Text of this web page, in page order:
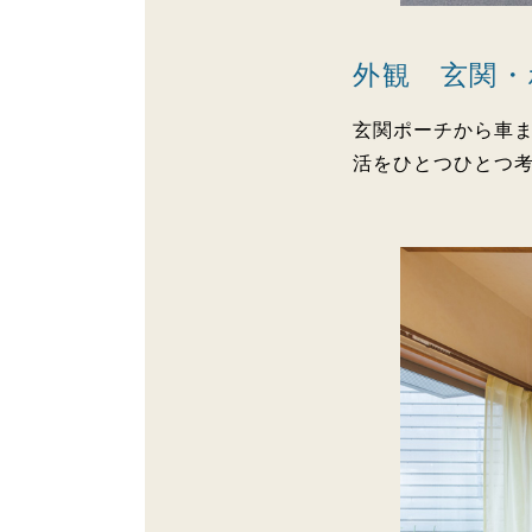
外観 玄関・
玄関ポーチから車
活をひとつひとつ